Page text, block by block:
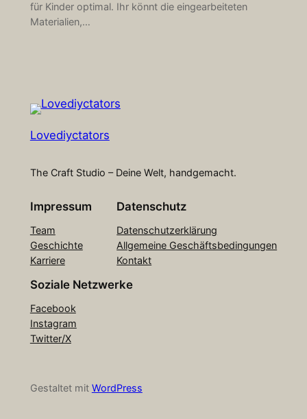
für Kinder optimal. Ihr könnt die eingearbeiteten
Materialien,…
Lovediyctators
The Craft Studio – Deine Welt, handgemacht.
Impressum
Team
Geschichte
Karriere
Datenschutz
Datenschutzerklärung
Allgemeine Geschäftsbedingungen
Kontakt
Soziale Netzwerke
Facebook
Instagram
Twitter/X
Gestaltet mit WordPress